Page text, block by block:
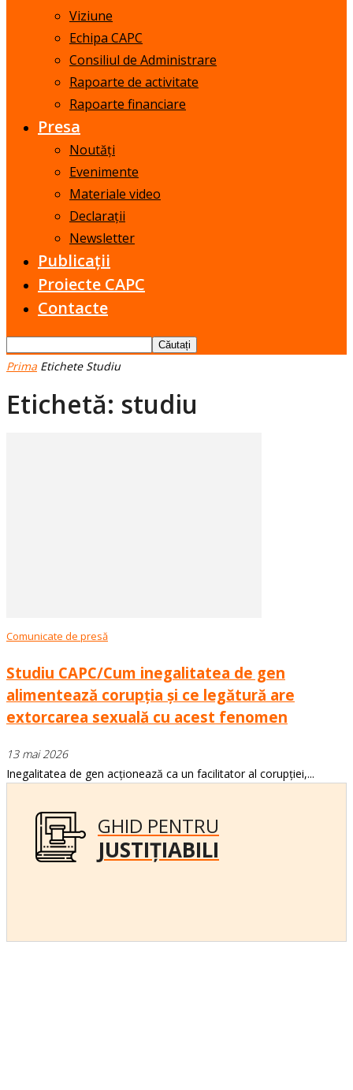
Viziune
Echipa CAPC
Consiliul de Administrare
Rapoarte de activitate
Rapoarte financiare
Presa
Noutăți
Evenimente
Materiale video
Declarații
Newsletter
Publicații
Proiecte CAPC
Contacte
Prima Etichete Studiu
Etichetă: studiu
Comunicate de presă
Studiu CAPC/Cum inegalitatea de gen
alimentează corupția și ce legătură are
extorcarea sexuală cu acest fenomen
13 mai 2026
Inegalitatea de gen acționează ca un facilitator al corupției,...
GHID PENTRU
JUSTIȚIABILI